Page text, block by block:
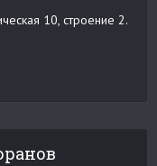
10, строение 2.